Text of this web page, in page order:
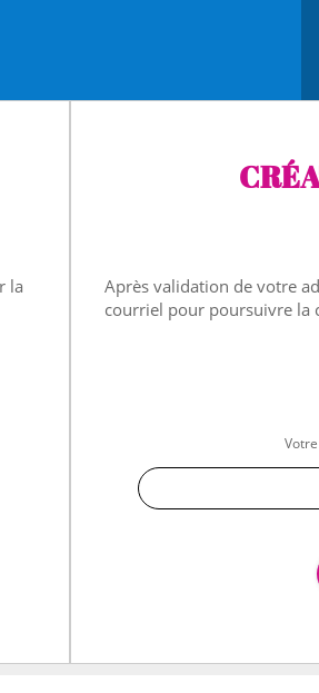
la
Après validation de votre
courriel pour poursuivre la